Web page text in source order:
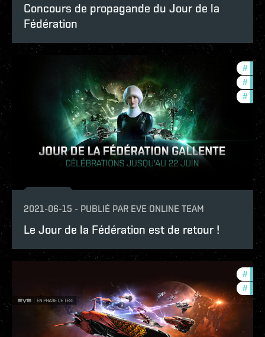
Concours de propagande du Jour de la
Fédération
#
#
#
2021-06-15 - PUBLIÉ PAR EVE ONLINE TEAM
Le Jour de la Fédération est de retour !
#
#